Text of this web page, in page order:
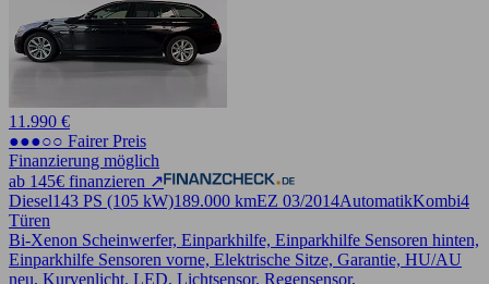
11.990 €
●●●○○ Fairer Preis
Finanzierung möglich
ab 145€ finanzieren ↗
Diesel143 PS (105 kW)189.000 kmEZ 03/2014AutomatikKombi4
Türen
Bi-Xenon Scheinwerfer, Einparkhilfe, Einparkhilfe Sensoren hinten,
Einparkhilfe Sensoren vorne, Elektrische Sitze, Garantie, HU/AU
neu, Kurvenlicht, LED, Lichtsensor, Regensensor,